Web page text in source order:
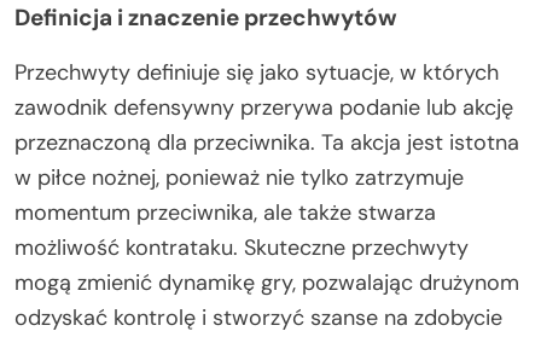
Definicja i znaczenie przechwytów
Przechwyty definiuje się jako sytuacje, w których
zawodnik defensywny przerywa podanie lub akcję
przeznaczoną dla przeciwnika. Ta akcja jest istotna
w piłce nożnej, ponieważ nie tylko zatrzymuje
momentum przeciwnika, ale także stwarza
możliwość kontrataku. Skuteczne przechwyty
mogą zmienić dynamikę gry, pozwalając drużynom
odzyskać kontrolę i stworzyć szanse na zdobycie